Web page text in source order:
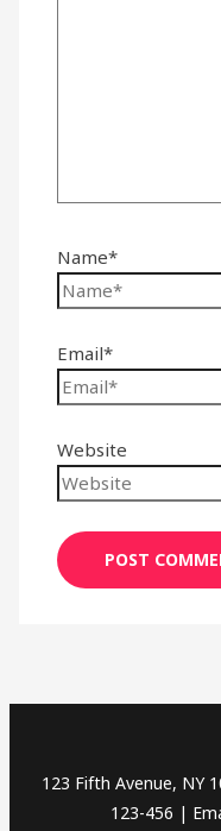
Name*
Email*
Website
123 Fifth Avenue, NY
123-456 |